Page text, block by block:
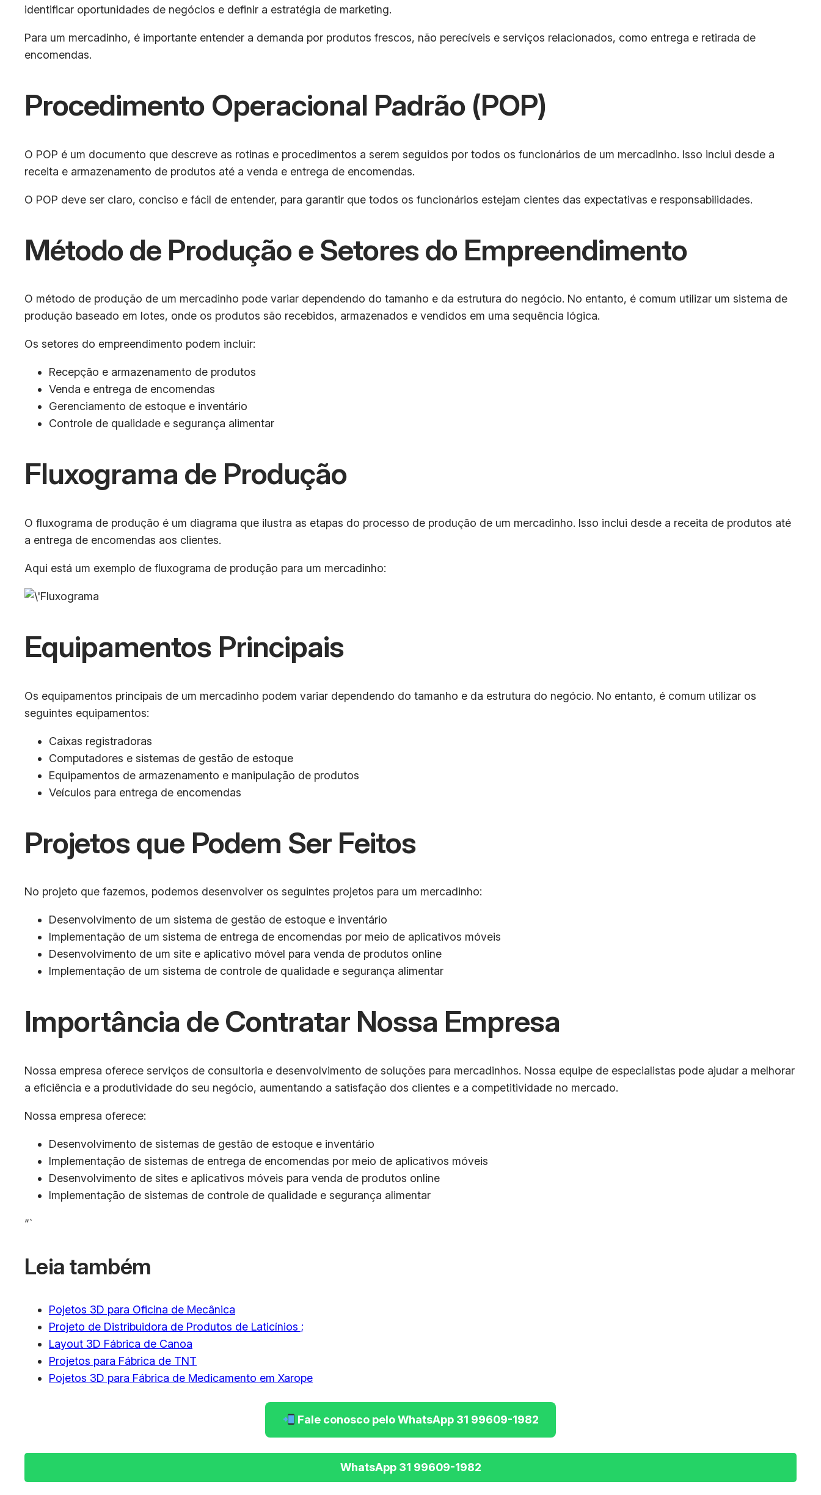
identificar oportunidades de negócios e definir a estratégia de marketing.
Para um mercadinho, é importante entender a demanda por produtos frescos, não perecíveis e serviços relacionados, como entrega e retirada de
encomendas.
Procedimento Operacional Padrão (POP)
O POP é um documento que descreve as rotinas e procedimentos a serem seguidos por todos os funcionários de um mercadinho. Isso inclui desde a
receita e armazenamento de produtos até a venda e entrega de encomendas.
O POP deve ser claro, conciso e fácil de entender, para garantir que todos os funcionários estejam cientes das expectativas e responsabilidades.
Método de Produção e Setores do Empreendimento
O método de produção de um mercadinho pode variar dependendo do tamanho e da estrutura do negócio. No entanto, é comum utilizar um sistema de
produção baseado em lotes, onde os produtos são recebidos, armazenados e vendidos em uma sequência lógica.
Os setores do empreendimento podem incluir:
Recepção e armazenamento de produtos
Venda e entrega de encomendas
Gerenciamento de estoque e inventário
Controle de qualidade e segurança alimentar
Fluxograma de Produção
O fluxograma de produção é um diagrama que ilustra as etapas do processo de produção de um mercadinho. Isso inclui desde a receita de produtos até
a entrega de encomendas aos clientes.
Aqui está um exemplo de fluxograma de produção para um mercadinho:
Equipamentos Principais
Os equipamentos principais de um mercadinho podem variar dependendo do tamanho e da estrutura do negócio. No entanto, é comum utilizar os
seguintes equipamentos:
Caixas registradoras
Computadores e sistemas de gestão de estoque
Equipamentos de armazenamento e manipulação de produtos
Veículos para entrega de encomendas
Projetos que Podem Ser Feitos
No projeto que fazemos, podemos desenvolver os seguintes projetos para um mercadinho:
Desenvolvimento de um sistema de gestão de estoque e inventário
Implementação de um sistema de entrega de encomendas por meio de aplicativos móveis
Desenvolvimento de um site e aplicativo móvel para venda de produtos online
Implementação de um sistema de controle de qualidade e segurança alimentar
Importância de Contratar Nossa Empresa
Nossa empresa oferece serviços de consultoria e desenvolvimento de soluções para mercadinhos. Nossa equipe de especialistas pode ajudar a melhorar
a eficiência e a produtividade do seu negócio, aumentando a satisfação dos clientes e a competitividade no mercado.
Nossa empresa oferece:
Desenvolvimento de sistemas de gestão de estoque e inventário
Implementação de sistemas de entrega de encomendas por meio de aplicativos móveis
Desenvolvimento de sites e aplicativos móveis para venda de produtos online
Implementação de sistemas de controle de qualidade e segurança alimentar
“`
Leia também
Pojetos 3D para Oficina de Mecânica
Projeto de Distribuidora de Produtos de Laticínios ;
Layout 3D Fábrica de Canoa
Projetos para Fábrica de TNT
Pojetos 3D para Fábrica de Medicamento em Xarope
Fale conosco pelo WhatsApp 31 99609-1982